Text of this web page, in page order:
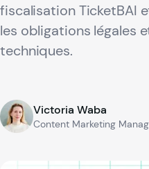
fiscalisation TicketBAI
les obligations légales
techniques.
Victoria Waba
Content Marketing